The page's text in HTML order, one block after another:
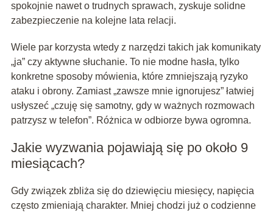
spokojnie nawet o trudnych sprawach, zyskuje solidne
zabezpieczenie na kolejne lata relacji.
Wiele par korzysta wtedy z narzędzi takich jak komunikaty
„ja” czy aktywne słuchanie. To nie modne hasła, tylko
konkretne sposoby mówienia, które zmniejszają ryzyko
ataku i obrony. Zamiast „zawsze mnie ignorujesz” łatwiej
usłyszeć „czuję się samotny, gdy w ważnych rozmowach
patrzysz w telefon”. Różnica w odbiorze bywa ogromna.
Jakie wyzwania pojawiają się po około 9
miesiącach?
Gdy związek zbliża się do dziewięciu miesięcy, napięcia
często zmieniają charakter. Mniej chodzi już o codzienne